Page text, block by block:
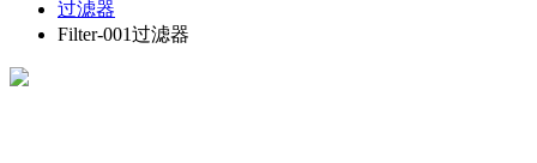
过滤器
Filter-001过滤器